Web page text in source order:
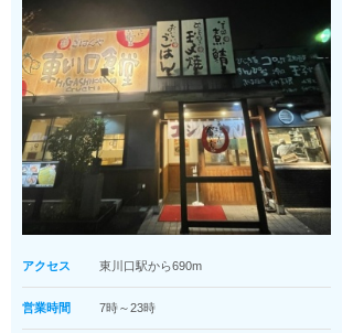
アクセス 東川口駅から690m
営業時間 7時～23時